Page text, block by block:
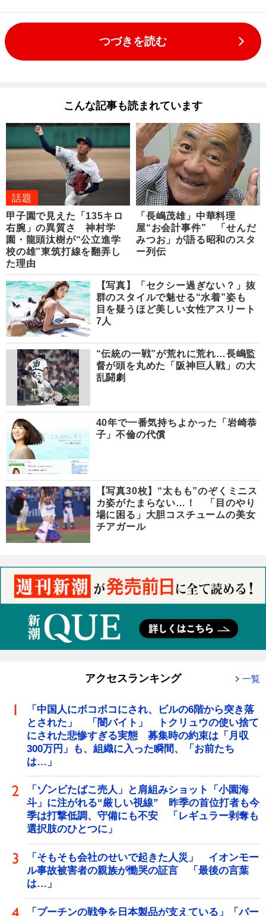
つづきを読む
こんな記事も読まれています
話題
甲子園で見えた「135キロ
右腕」の異質さ 神村学
園・龍頭汰樹が“公立進学
校の雄”東筑打線を翻弄し
た理由
「長嶋茂雄」中華料理
屋“お会計事件” 「せんだ
みつお」が語る昭和のスタ
ー列伝
【写真】「セクシー過ぎない？」抜
群のスタイルで魅せる“水着”姿も
目を疑うほど美しい女性アスリート
7人
“伝統の一戦”が荒れに荒れ…長嶋監
督が頭を丸めた「阪神巨人戦」の大
乱闘劇
40年で一番気持ちよかった「岩崎恭
子」不倫の代償
【写真30枚】“太もも”のぞくミニス
カ姿がたまらない…！ 「目のやり
場に困る」大胆コスチュームの美女
チアガール
アクセスランキング 一覧
「中国人にボコボコにされ、ビルの6階から突き落
とされた」 「闇バイト」 トクリュウの使い捨て
にされた悲惨すぎる実態 募集時の約束は「月収
300万円」も、組織に入った瞬間、「お前たち
は…」
「ゾンビたばこ売人」と肩組みショット「小園海
斗」に注がれる“厳しい視線” 昨季の首位打者も今
季は打撃低調、守備にも不安 「レギュラー剥奪も
選択肢のひとつに」
「そもそも会社のせいで起きた人災」 イオンモー
ル事故被害者の親族が慟哭の証言 「最後の言葉
は…」
「プーチンの戦争を日本製品が支えている」「パー